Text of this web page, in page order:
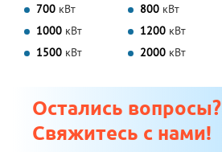
700 кВт 800 кВт
1000 кВт 1200 кВт
1500 кВт 2000 кВт
Остались вопросы?
Свяжитесь с нами!